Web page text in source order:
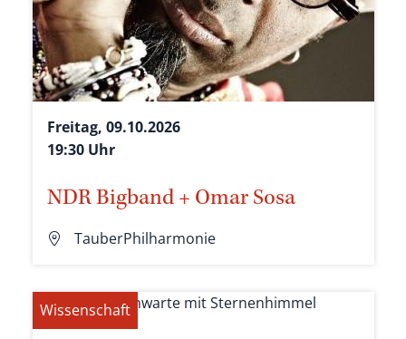
Freitag, 09.10.2026
19:30 Uhr
NDR Bigband + Omar Sosa
TauberPhilharmonie
Wissenschaft